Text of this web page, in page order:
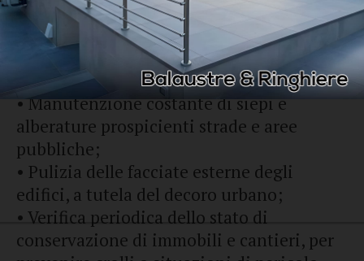
• Pulizia e rimozione di sterpaglie, rovi,
erbacce e rifiuti di ogni genere;
• Realizzazione di una fascia protettiva
antincendio di almeno 15 metri;
• Manutenzione costante di siepi e
alberature prospicienti strade e aree
pubbliche;
• Pulizia delle facciate esterne degli
edifici, a tutela del decoro urbano;
• Verifica periodica dello stato di
conservazione di immobili e cantieri, per